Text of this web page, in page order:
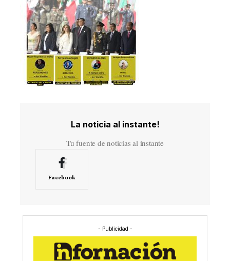
La noticia al instante!
Tu fuente de noticias al instante
Facebook
- Publicidad -